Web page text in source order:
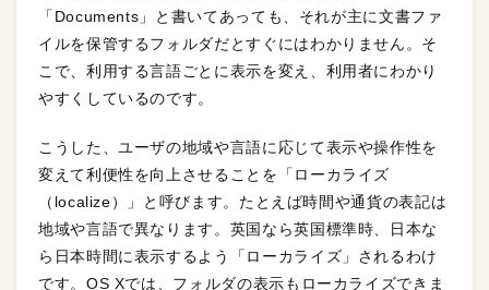
「Documents」と書いてあっても、それが主に文書ファ
イルを保管するフォルダだとすぐにはわかりません。そ
こで、利用する言語ごとに表示を変え、利用者にわかり
やすくしているのです。
こうした、ユーザの地域や言語に応じて表示や操作性を
変えて利便性を向上させることを「ローカライズ
（localize）」と呼びます。たとえば時間や通貨の表記は
地域や言語で異なります。英国なら英国標準時、日本な
ら日本時間に表示するよう「ローカライズ」されるわけ
です。OS Xでは、フォルダの表示もローカライズできま